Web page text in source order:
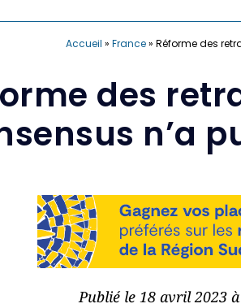
Accueil » France» Réforme des
des
n’a
Publié le 18 avril 2023